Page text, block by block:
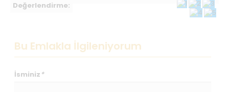
Değerlendirme:
Bu Emlakla İlgileniyorum
İsminiz *